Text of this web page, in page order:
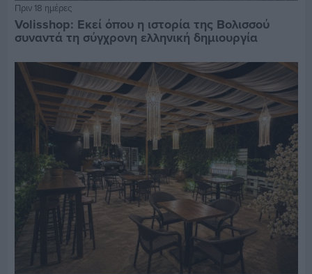
Πριν 18 ημέρες
Volisshop: Εκεί όπου η ιστορία της Βολισσού
συναντά τη σύγχρονη ελληνική δημιουργία